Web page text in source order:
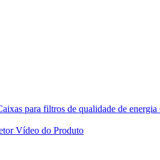
para filtros de qualidade de energia
Vídeo do Produto